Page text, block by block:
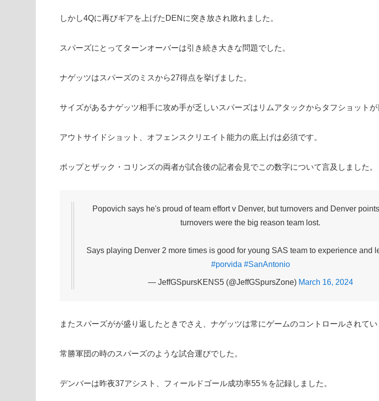
しかし4Qに再びギアを上げたDENに突き放され敗れました。
スパーズにとってターンオーバーは引き続き大きな問題でした。
ナゲッツはスパーズのミスから27得点を挙げました。
サイズがあるナゲッツ相手に攻め手が乏しいスパーズはリムアタックからタフショットが
アウトサイドショット、オフェンスクリエイト能力の底上げは必須です。
ポップとザック・コリンズの両者が試合後の記者会見でこの数字について言及しました。
Popovich says he's proud of team effort v Denver, but turnovers and Denver
turnovers were the big reason team lost.
Says playing Denver 2 more times is good for young SAS team to experience and
#porvida #SanAntonio
— JeffGSpursKENS5 (@JeffGSpursZone) March 16, 2024
またスパーズがが盛り返したときでさえ、ナゲッツは常にゲームのコントロールされてい
常勝軍団の時のスパーズのような試合運びでした。
デンバーは昨夜37アシスト、フィールドゴール成功率55％を記録しました。